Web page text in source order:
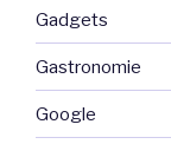
Gadgets
Gastronomie
Google